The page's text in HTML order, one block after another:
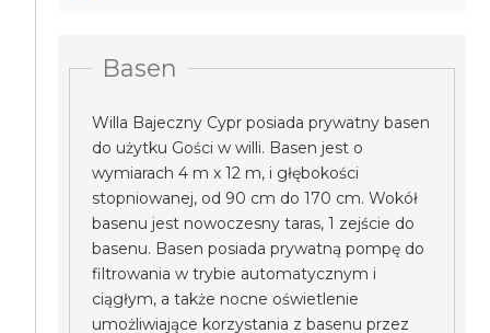
Basen
Willa Bajeczny Cypr posiada prywatny basen
do użytku Gości w willi. Basen jest o
wymiarach 4 m x 12 m, i głębokości
stopniowanej, od 90 cm do 170 cm. Wokół
basenu jest nowoczesny taras, 1 zejście do
basenu. Basen posiada prywatną pompę do
filtrowania w trybie automatycznym i
ciągłym, a także nocne oświetlenie
umożliwiające korzystania z basenu przez